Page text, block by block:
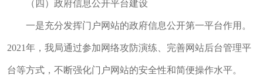
（四）政府信息公开平台建设
一是充分发挥门户网站的政府信息公开第一平台作用。
2021年，我局通过参加网络攻防演练、完善网站后台管理平
台等方式，不断强化门户网站的安全性和简便操作水平。